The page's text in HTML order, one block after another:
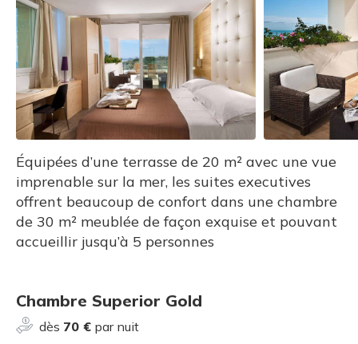
Équipées d’une terrasse de 20 m² avec une vue
imprenable sur la mer, les suites executives
offrent beaucoup de confort dans une chambre
de 30 m² meublée de façon exquise et pouvant
accueillir jusqu’à 5 personnes
Chambre Superior Gold
dès 70 € par nuit